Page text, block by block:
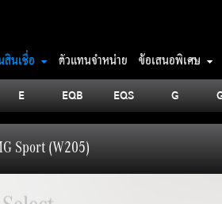
สินเชื่อ ตัวแทนจำหน่าย ข้อเสนอพิเศษ
E EQB EQS G
Sport (W205)